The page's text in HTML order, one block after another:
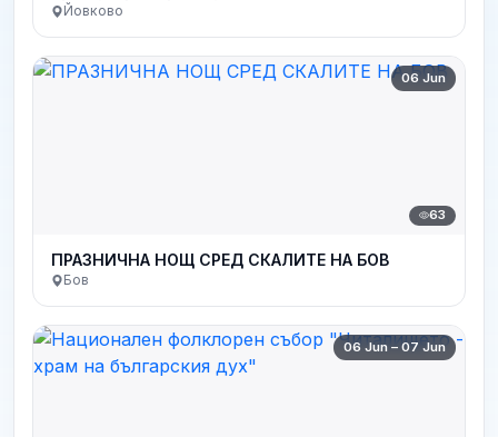
Йовково
06 Jun
63
ПРАЗНИЧНА НОЩ СРЕД СКАЛИТЕ НА БОВ
Бов
06 Jun – 07 Jun